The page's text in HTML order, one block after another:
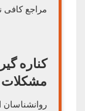
مراجع
کناره